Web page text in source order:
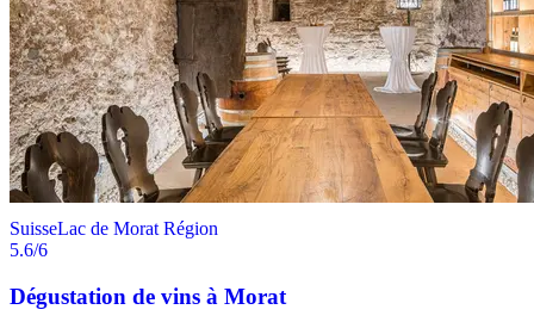
SuisseLac de Morat Région
5.6/6
Dégustation de vins à Morat